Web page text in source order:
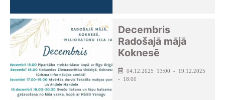
Decembris
Radošajā mājā
Koknesē
04.12.2025 13:00 - 19.12.2025
- 18:00